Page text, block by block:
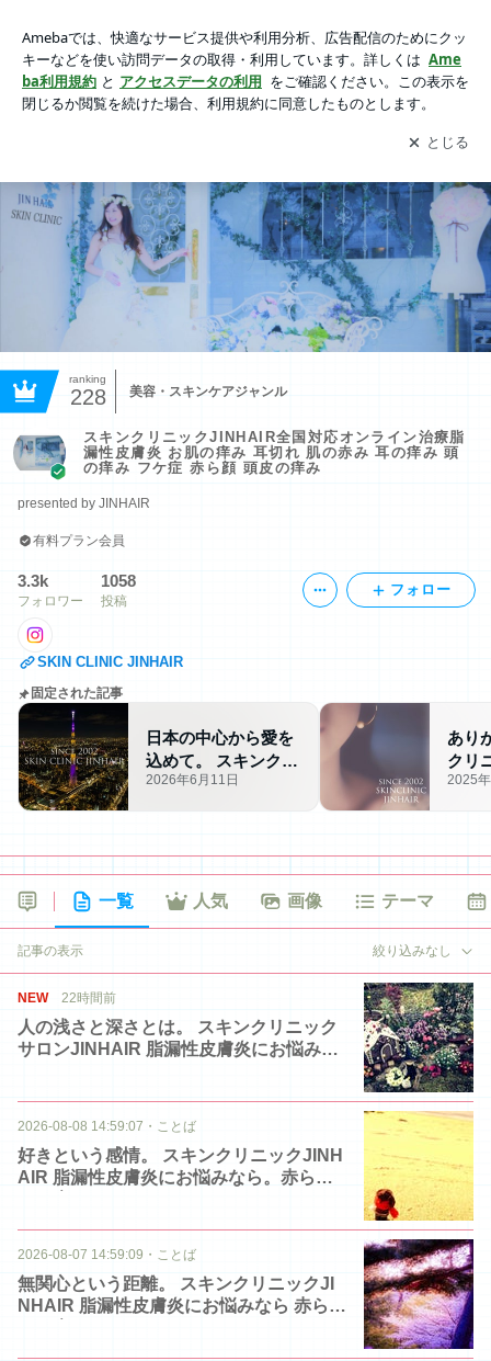
炎 お肌の痒み 耳切れ 肌の赤み 耳の痒み 頭の痒み フケ症 赤ら
顔 頭皮の痒み
アプリをダウンロードして ブログの更新通知
を受け取りまし
ょう。
開く
ranking
228 美容・スキンケアジャンル
スキンクリニックJINHAIR全国対応オンライン治療脂
漏性皮膚炎 お肌の痒み 耳切れ 肌の赤み 耳の痒み 頭
の痒み フケ症 赤ら顔 頭皮の痒み
presented by JINHAIR
有料プラン会員
3.3k
フォロワー
1058
投稿
フォロー
SKIN CLINIC JINHAIR
固定された記事
日本の中心から愛を
込めて。 スキンクリ
ニックJINHAIR 脂漏
2026年6月11日
あり
クリ
脂漏
2025
一覧 人気 画像 テーマ
記事の表示 絞り込みなし
NEW 22時間前
人の浅さと深さとは。 スキンクリニック
サロンJINHAIR 脂漏性皮膚炎にお悩みな
2026-08-08 14:59:07 ・ ことば
好きという感情。 スキンクリニックJINH
AIR 脂漏性皮膚炎にお悩みなら。赤ら顔
2026-08-07 14:59:09 ・ ことば
無関心という距離。 スキンクリニックJI
NHAIR 脂漏性皮膚炎にお悩みなら 赤ら顔